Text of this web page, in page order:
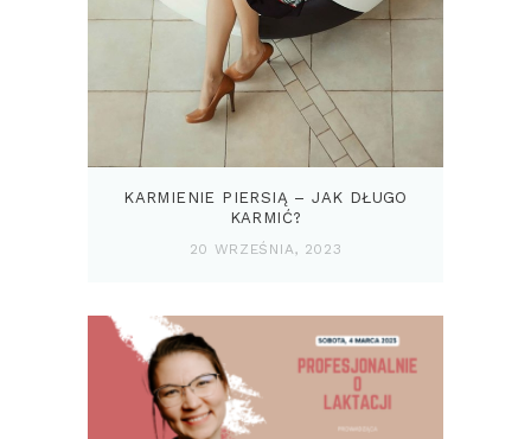
KARMIENIE PIERSIĄ – JAK DŁUGO
KARMIĆ?
20 WRZEŚNIA, 2023